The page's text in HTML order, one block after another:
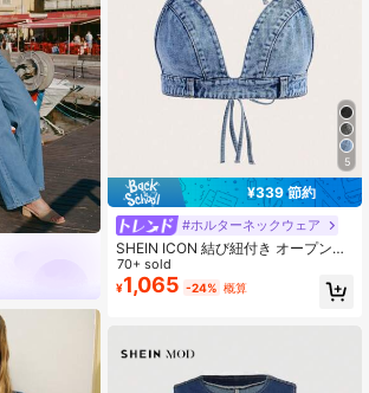
5
¥339 節約
#ホルターネックウェア
SHEIN ICON 結び紐付き オープンバ
ック トリムトリミングトップ
70+ sold
¥1,065 -24% 概算